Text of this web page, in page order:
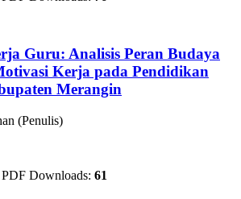
Guru: Analisis Peran Budaya
Kerja pada Pendidikan
Merangin
(Penulis)
PDF Downloads: 61